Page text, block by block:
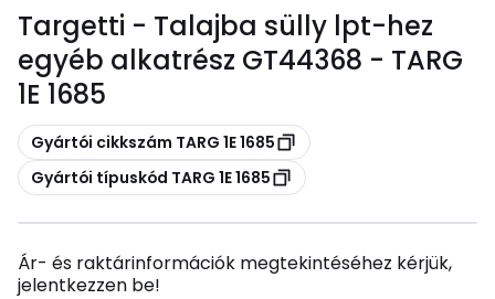
Targetti - Talajba sülly lpt-hez
egyéb alkatrész GT44368 - TARG
1E 1685
Másolás
Gyártói cikkszám TARG 1E 1685
Másolás
Gyártói típuskód TARG 1E 1685
Ár- és raktárinformációk megtekintéséhez kérjük,
jelentkezzen be!